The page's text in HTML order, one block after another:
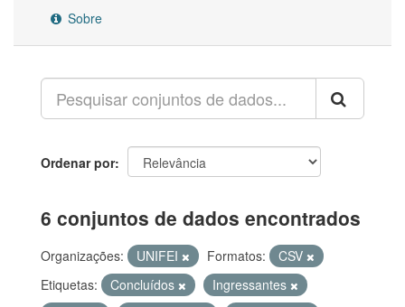
Sobre
Ordenar por
6 conjuntos de dados encontrados
Organizações: UNIFEI Formatos:
CSV
Etiquetas:
Concluídos
Ingressantes